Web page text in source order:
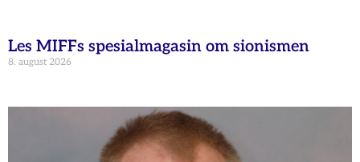
Les MIFFs spesialmagasin om sionismen
8. august 2026